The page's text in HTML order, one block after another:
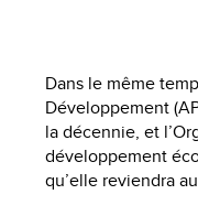
Dans le même
Développement
la décennie, et
développement
qu’elle reviendra